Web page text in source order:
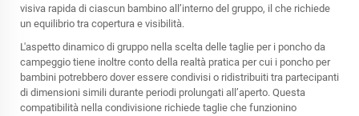
visiva rapida di ciascun bambino all’interno del gruppo, il che richiede
un equilibrio tra copertura e visibilità.
L'aspetto dinamico di gruppo nella scelta delle taglie per i poncho da
campeggio tiene inoltre conto della realtà pratica per cui i poncho per
bambini potrebbero dover essere condivisi o ridistribuiti tra partecipanti
di dimensioni simili durante periodi prolungati all’aperto. Questa
compatibilità nella condivisione richiede taglie che funzionino